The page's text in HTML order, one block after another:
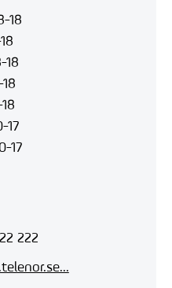
18
18
17
17
222